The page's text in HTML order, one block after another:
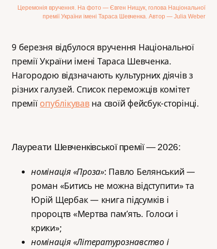
Церемонія вручення. На фото — Євген Нищук, голова Національної
премії України імені Тараса Шевченка. Автор — Julia Weber
9 березня відбулося вручення Національної
премії України імені Тараса Шевченка.
Нагородою відзначають культурних діячів з
різних галузей. Список переможців комітет
премії опублікувавна своїй фейсбук-сторінці.
Лауреати Шевченківської премії — 2026:
номінація «Проза»: Павло Белянський —
роман «Битись не можна відступити» та
Юрій Щербак — книга підсумків і
пророцтв «Мертва пам’ять. Голоси і
крики»;
номінація «Літературознавство і